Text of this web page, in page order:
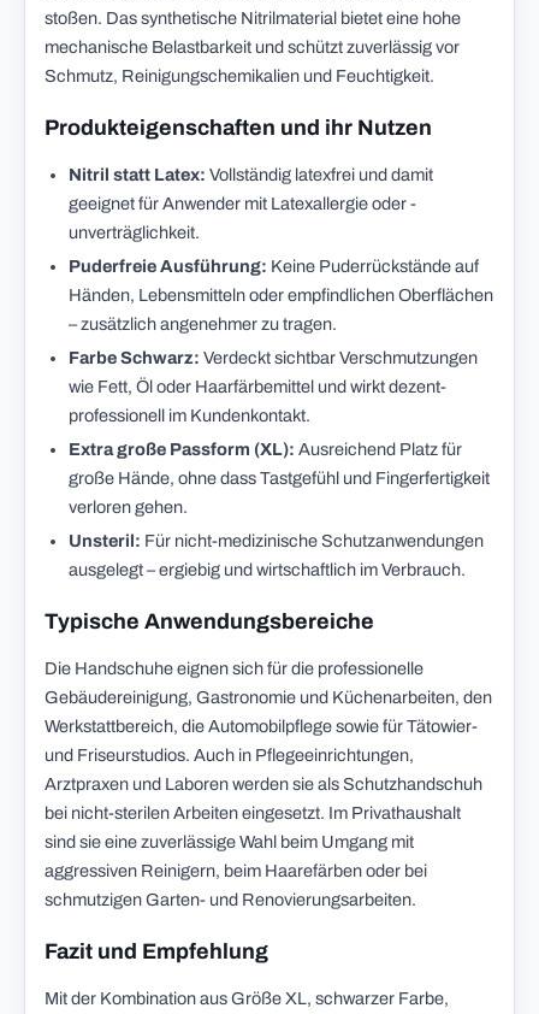
stoßen. Das synthetische Nitrilmaterial bietet eine hohe
mechanische Belastbarkeit und schützt zuverlässig vor
Schmutz, Reinigungschemikalien und Feuchtigkeit.
Produkteigenschaften und ihr Nutzen
Nitril statt Latex: Vollständig latexfrei und damit
geeignet für Anwender mit Latexallergie oder -
unverträglichkeit.
Puderfreie Ausführung: Keine Puderrückstände auf
Händen, Lebensmitteln oder empfindlichen Oberflächen
– zusätzlich angenehmer zu tragen.
Farbe Schwarz: Verdeckt sichtbar Verschmutzungen
wie Fett, Öl oder Haarfärbemittel und wirkt dezent-
professionell im Kundenkontakt.
Extra große Passform (XL): Ausreichend Platz für
große Hände, ohne dass Tastgefühl und Fingerfertigkeit
verloren gehen.
Unsteril: Für nicht-medizinische Schutzanwendungen
ausgelegt – ergiebig und wirtschaftlich im Verbrauch.
Typische Anwendungsbereiche
Die Handschuhe eignen sich für die professionelle
Gebäudereinigung, Gastronomie und Küchenarbeiten, den
Werkstattbereich, die Automobilpflege sowie für Tätowier-
und Friseurstudios. Auch in Pflegeeinrichtungen,
Arztpraxen und Laboren werden sie als Schutzhandschuh
bei nicht-sterilen Arbeiten eingesetzt. Im Privathaushalt
sind sie eine zuverlässige Wahl beim Umgang mit
aggressiven Reinigern, beim Haarefärben oder bei
schmutzigen Garten- und Renovierungsarbeiten.
Fazit und Empfehlung
Mit der Kombination aus Größe XL, schwarzer Farbe,